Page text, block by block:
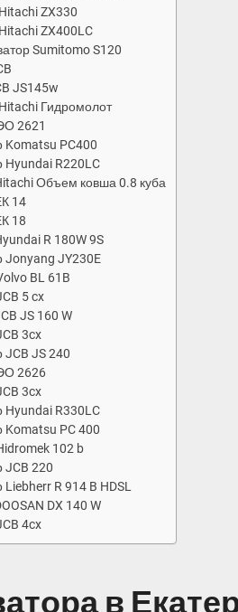
ZX330
ZX400LC
Sumitomo S120
JS145w
Гидромолот
2621
Komatsu PC400
Hyundai R220LC
Объем ковша 0.8 куба
14
18
R 180W 9S
Jonyang JY230E
BL 61B
5 cx
JS 160 W
3cx
JCB JS 240
2626
3cx
Hyundai R330LC
Komatsu PC 400
102 b
JCB 220
R 914 B HDSL
DX 140 W
4cx
в